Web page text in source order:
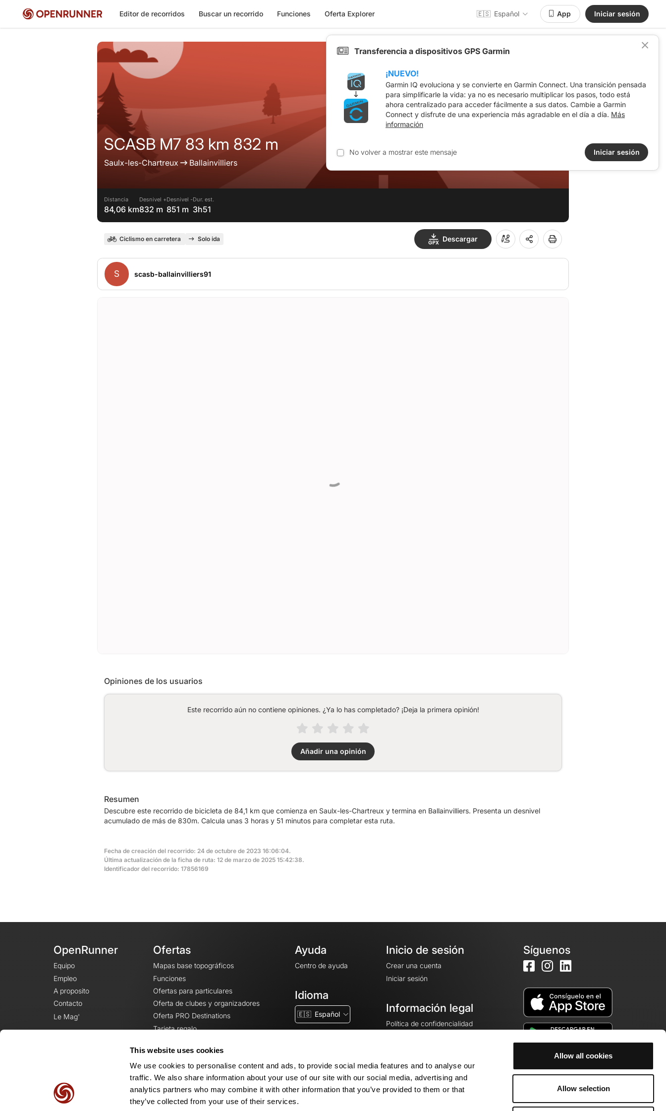
This website uses cookies
We use cookies to personalise content and ads, to provide social media features and to analyse our
traffic. We also share information about your use of our site with our social media, advertising and
analytics partners who may combine it with other information that you’ve provided to them or that
they’ve collected from your use of their services.
Allow all cookies
Allow selection
Editor de recorridos Buscar un recorrido Funciones Oferta Explorer 🇪🇸 Español App Iniciar sesión
SCASB M7 83 km 832 m
Saulx-les-Chartreux Ballainvilliers
Distancia
84,06 km
Desnivel +
832 m
Desnivel -
851 m
Dur. est.
3h51
Ciclismo en carretera Solo ida Descargar
S scasb-ballainvilliers91
Opiniones de los usuarios
Este recorrido aún no contiene opiniones. ¿Ya lo has completado? ¡Deja la primera opinión!
Añadir una opinión
Resumen
Descubre este recorrido de bicicleta de 84,1 km que comienza en Saulx-les-Chartreux y termina en Ballainvilliers. Presenta un desnivel
acumulado de más de 830m. Calcula unas 3 horas y 51 minutos para completar esta ruta.
Fecha de creación del recorrido: 24 de octubre de 2023 16:06:04.
Última actualización de la ficha de ruta: 12 de marzo de 2025 15:42:38.
Identificador del recorrido: 17856169
OpenRunner
Equipo
Empleo
A proposito
Contacto
Le Mag'
Ofertas
Mapas base topográficos
Funciones
Ofertas para particulares
Oferta de clubes y organizadores
Oferta PRO Destinations
Tarjeta regalo
Ayuda
Centro de ayuda
Idioma
🇪🇸 Español
Inicio de sesión
Crear una cuenta
Iniciar sesión
Información legal
Política de confidencialidad
Avisos legales
Configuración de cookies
Síguenos
Transferencia a dispositivos GPS Garmin
¡NUEVO!
Garmin IQ evoluciona y se convierte en Garmin Connect. Una transición pensada
para simplificarle la vida: ya no es necesario multiplicar los pasos, todo está
ahora centralizado para acceder fácilmente a sus datos. Cambie a Garmin
Connect y disfrute de una experiencia más agradable en el día a día. Más
información
No volver a mostrar este mensaje Iniciar sesión